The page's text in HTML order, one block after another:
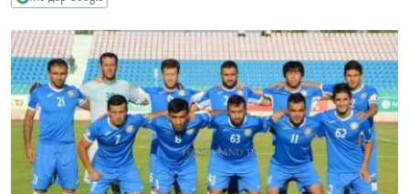
ВАРЗИШ
ОЗОДӢ ОНЛАЙН
ВИДЕО
НИГОРИСТОН
ГУЗОРИШҲОИ РАДИОӢ
РӮЙХАТҲО
КИТОБҲОИ ОЗОДӢ
Русский
ПАЙГИРӢ КУНЕД